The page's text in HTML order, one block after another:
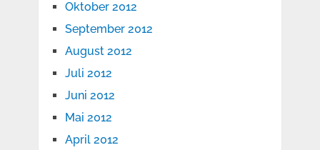
Oktober 2012
September 2012
August 2012
Juli 2012
Juni 2012
Mai 2012
April 2012